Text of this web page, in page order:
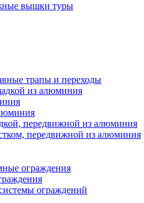
вышки туры
трапы и переходы
из алюминия
передвижной из алюминия
передвижной из алюминия
ограждения
ограждений